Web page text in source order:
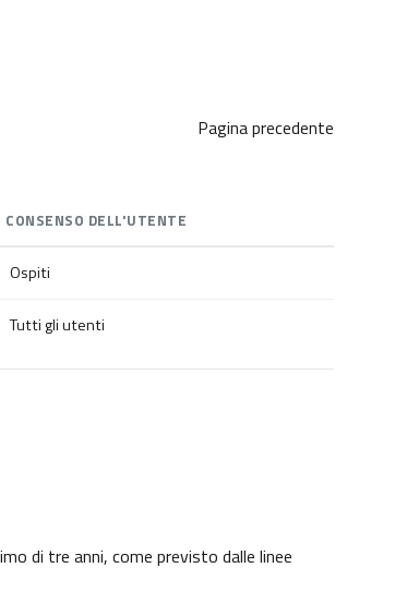
Pagina precedente
CONSENSO DELL'UTENTE
Ospiti
Tutti gli utenti
di tre anni, come previsto dalle linee